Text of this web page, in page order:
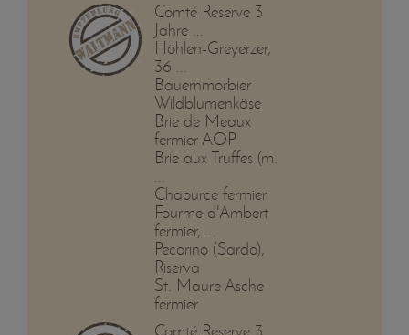
Comté Reserve 3
Jahre ...
Höhlen-Greyerzer,
36 ...
Bauernmorbier
Wildblumenkäse
Brie de Meaux
fermier AOP
Brie aux Truffes (m.
...
Chaource fermier
Fourme d'Ambert
fermier, ...
Pecorino (Sardo),
Riserva
St. Maure Asche
fermier